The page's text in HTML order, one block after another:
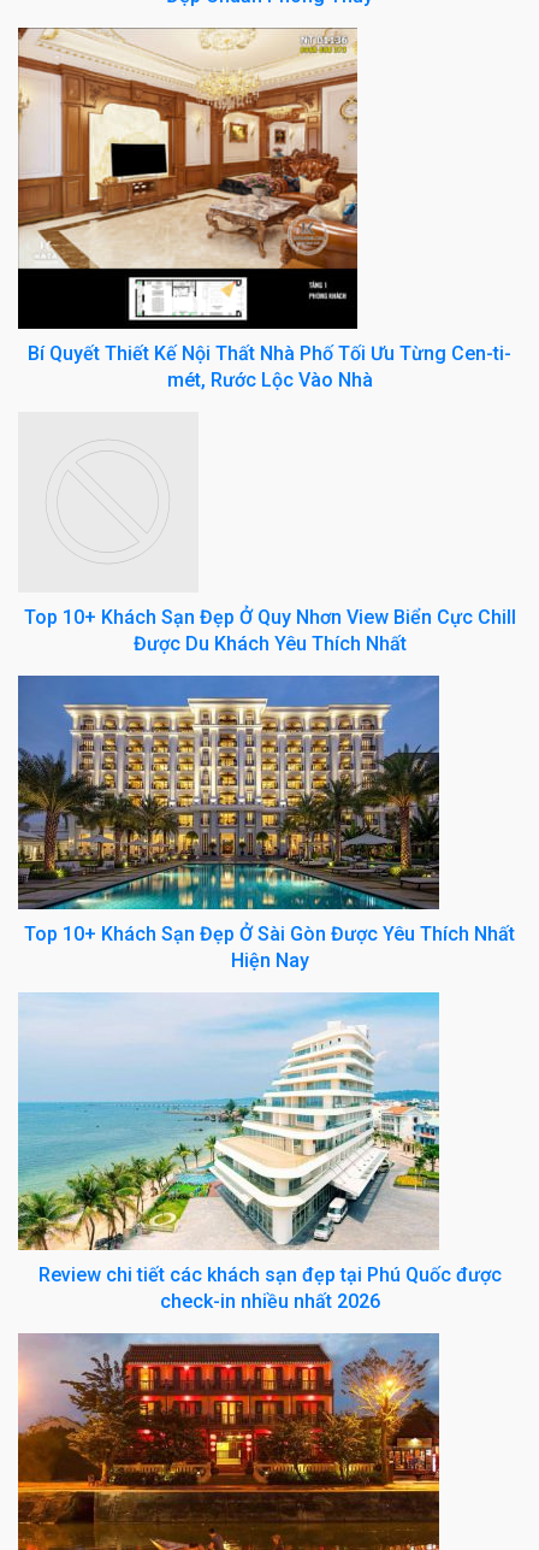
Bí Quyết Thiết Kế Nội Thất Nhà Phố Tối Ưu Từng Cen-ti-
mét, Rước Lộc Vào Nhà
Top 10+ Khách Sạn Đẹp Ở Quy Nhơn View Biển Cực Chill
Được Du Khách Yêu Thích Nhất
Top 10+ Khách Sạn Đẹp Ở Sài Gòn Được Yêu Thích Nhất
Hiện Nay
Review chi tiết các khách sạn đẹp tại Phú Quốc được
check-in nhiều nhất 2026